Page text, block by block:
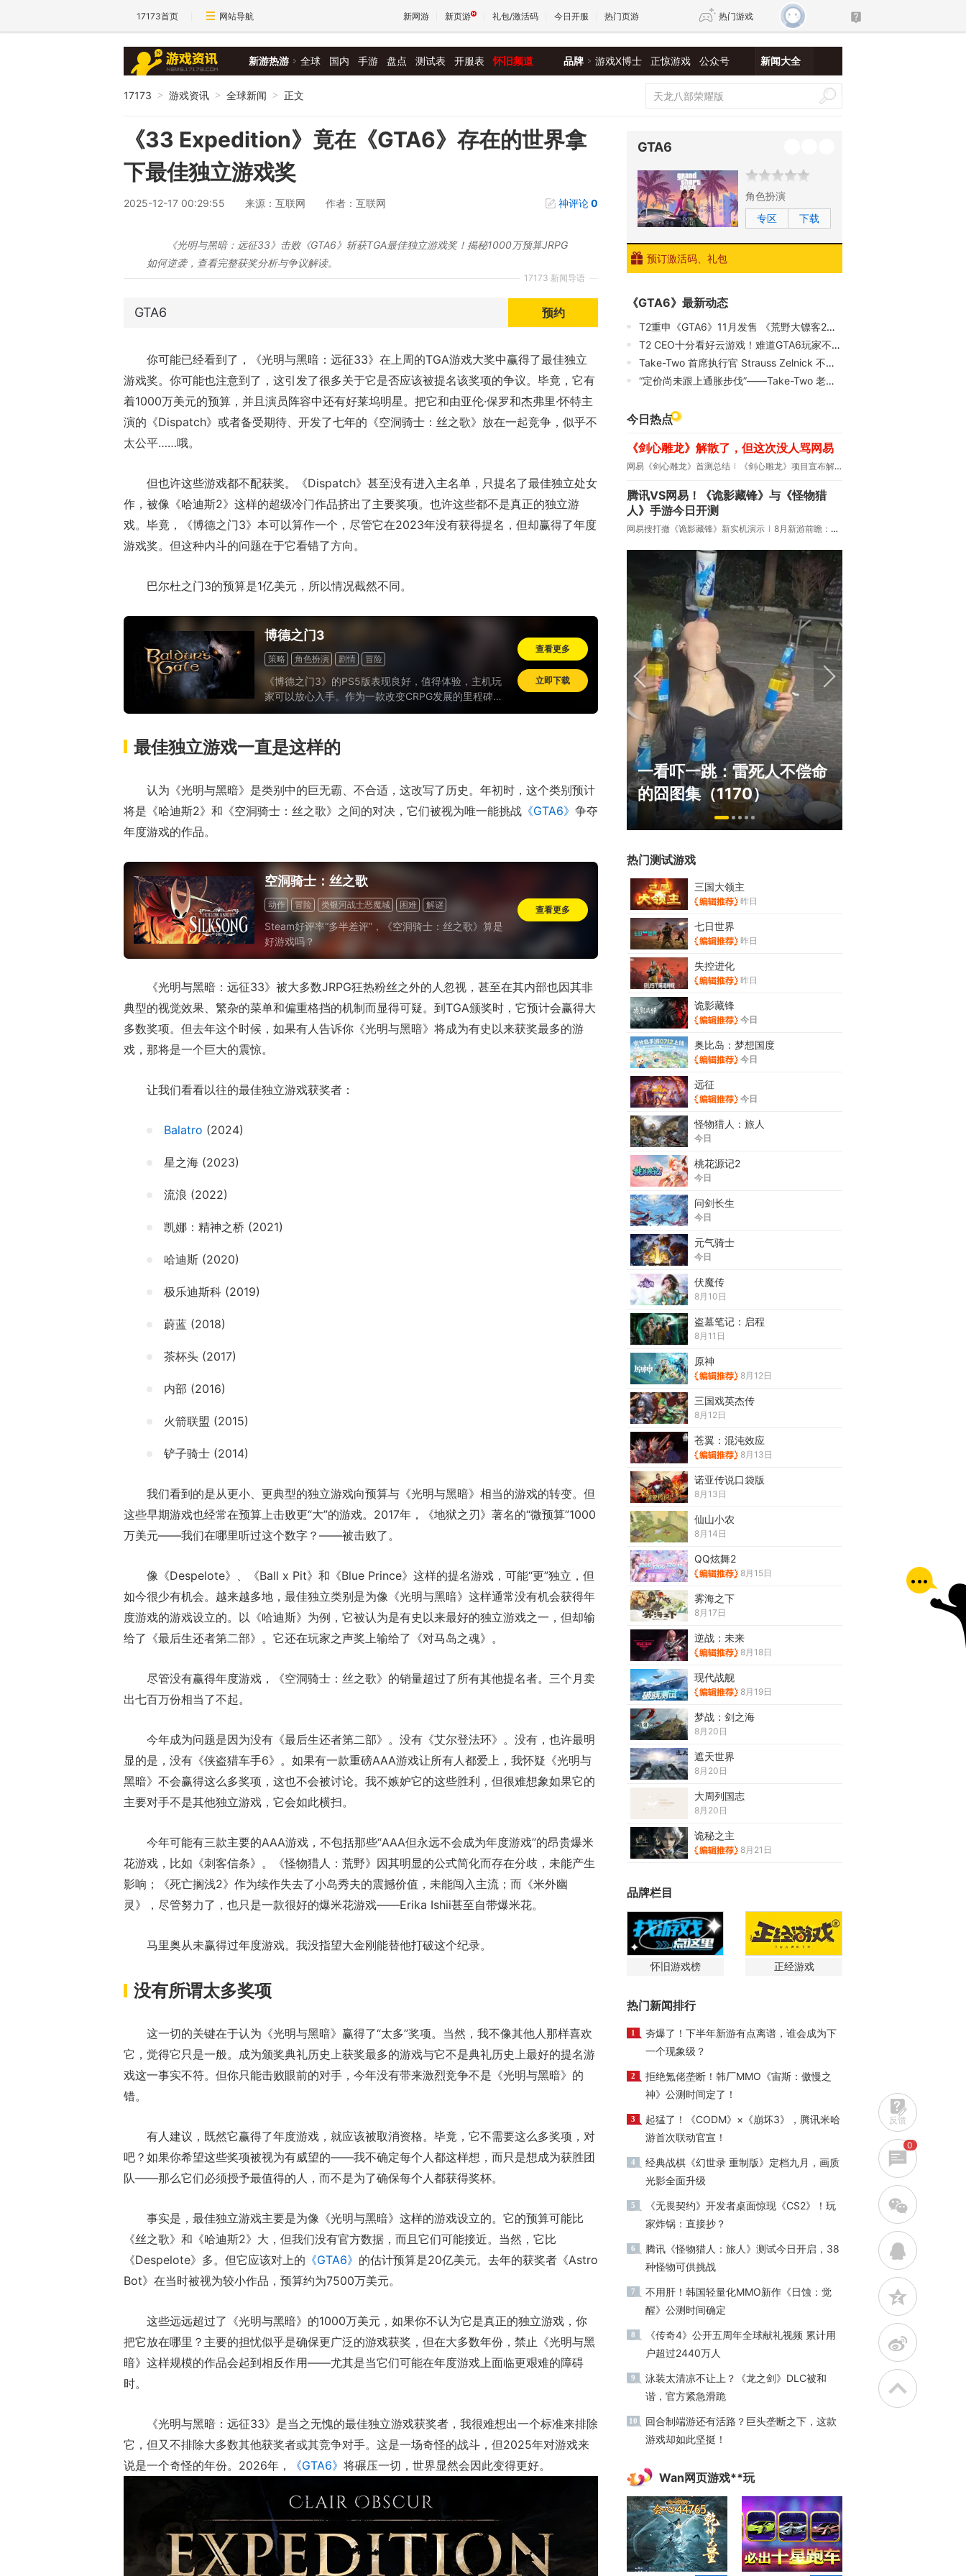
17173首页 网站导航 新网游 新页游 礼包/激活码 今日开服 热门页游 热门游戏
王权与自由 诛仙世界 新仙侠5
新游热游 全球 国内 手游 盘点 测试表 开服表 怀旧频道 品牌 游戏X博士 正惊游戏 公众号 新闻大全
17173 > 游戏资讯 > 全球新闻 > 正文
《33 Expedition》竟在《GTA6》存在的世界拿
下最佳独立游戏奖
2025-12-17 00:29:55 来源：互联网 作者：互联网 神评论0
17173 新闻导语
《光明与黑暗：远征33》击败《GTA6》斩获TGA最佳独立游戏奖！揭秘1000万预算JRPG
如何逆袭，查看完整获奖分析与争议解读。
GTA6 预约
你可能已经看到了，《光明与黑暗：远征33》在上周的TGA游戏大奖中赢得了最佳独立
游戏奖。你可能也注意到了，这引发了很多关于它是否应该被提名该奖项的争议。毕竟，它有
着1000万美元的预算，并且演员阵容中还有好莱坞明星。把它和由亚伦·保罗和杰弗里·怀特主
演的《Dispatch》或者备受期待、开发了七年的《空洞骑士：丝之歌》放在一起竞争，似乎不
太公平……哦。
但也许这些游戏都不配获奖。《Dispatch》甚至没有进入主名单，只提名了最佳独立处女
作，被像《哈迪斯2》这样的超级冷门作品挤出了主要奖项。也许这些都不是真正的独立游
戏。毕竟，《博德之门3》本可以算作一个，尽管它在2023年没有获得提名，但却赢得了年度
游戏奖。但这种内斗的问题在于它看错了方向。
巴尔杜之门3的预算是1亿美元，所以情况截然不同。
博德之门3
策略 角色扮演 剧情 冒险
《博德之门3》的PS5版表现良好，值得体验，主机玩
家可以放心入手。作为一款改变CRPG发展的里程碑式
作品，它在与主机的适配上也堪称楷模，拉瑞安值得我
查看更多
立即下载
最佳独立游戏一直是这样的
认为《光明与黑暗》是类别中的巨无霸、不合适，这改写了历史。年初时，这个类别预计
将是《哈迪斯2》和《空洞骑士：丝之歌》之间的对决，它们被视为唯一能挑战 《GTA6》 争夺
年度游戏的作品。
空洞骑士：丝之歌
动作 冒险 类银河战士恶魔城 困难 解谜
Steam好评率“多半差评”，《空洞骑士：丝之歌》算是
好游戏吗？
查看更多
《光明与黑暗：远征33》被大多数JRPG狂热粉丝之外的人忽视，甚至在其内部也因其非
典型的视觉效果、繁杂的菜单和偏重格挡的机制而显得可疑。到TGA颁奖时，它预计会赢得大
多数奖项。但去年这个时候，如果有人告诉你《光明与黑暗》将成为有史以来获奖最多的游
戏，那将是一个巨大的震惊。
让我们看看以往的最佳独立游戏获奖者：
Balatro (2024)
星之海 (2023)
流浪 (2022)
凯娜：精神之桥 (2021)
哈迪斯 (2020)
极乐迪斯科 (2019)
蔚蓝 (2018)
茶杯头 (2017)
内部 (2016)
火箭联盟 (2015)
铲子骑士 (2014)
我们看到的是从更小、更典型的独立游戏向预算与《光明与黑暗》相当的游戏的转变。但
这些早期游戏也经常在预算上击败更“大”的游戏。2017年，《地狱之刃》著名的“微预算”1000
万美元——我们在哪里听过这个数字？——被击败了。
像《Despelote》、《Ball x Pit》和《Blue Prince》这样的提名游戏，可能“更”独立，但
如今很少有机会。越来越多地，最佳独立类别是为像《光明与黑暗》这样通常没有机会获得年
度游戏的游戏设立的。以《哈迪斯》为例，它被认为是有史以来最好的独立游戏之一，但却输
给了《最后生还者第二部》。它还在玩家之声奖上输给了《对马岛之魂》。
尽管没有赢得年度游戏，《空洞骑士：丝之歌》的销量超过了所有其他提名者。三个月卖
出七百万份相当了不起。
今年成为问题是因为没有《最后生还者第二部》。没有《艾尔登法环》。没有，也许最明
显的是，没有《侠盗猎车手6》。如果有一款重磅AAA游戏让所有人都爱上，我怀疑《光明与
黑暗》不会赢得这么多奖项，这也不会被讨论。我不嫉妒它的这些胜利，但很难想象如果它的
主要对手不是其他独立游戏，它会如此横扫。
今年可能有三款主要的AAA游戏，不包括那些“AAA但永远不会成为年度游戏”的昂贵爆米
花游戏，比如《刺客信条》。《怪物猎人：荒野》因其明显的公式简化而存在分歧，未能产生
影响；《死亡搁浅2》作为续作失去了小岛秀夫的震撼价值，未能闯入主流；而《米外幽
灵》，尽管努力了，也只是一款很好的爆米花游戏——Erika Ishii甚至自带爆米花。
马里奥从未赢得过年度游戏。我没指望大金刚能替他打破这个纪录。
没有所谓太多奖项
这一切的关键在于认为《光明与黑暗》赢得了“太多”奖项。当然，我不像其他人那样喜欢
它，觉得它只是一般。成为颁奖典礼历史上获奖最多的游戏与它不是典礼历史上最好的提名游
戏这一事实不符。但你只能击败眼前的对手，今年没有带来激烈竞争不是《光明与黑暗》的
错。
有人建议，既然它赢得了年度游戏，就应该被取消资格。毕竟，它不需要这么多奖项，对
吧？如果你希望这些奖项被视为有威望的——我不确定每个人都这样想，而只是想成为获胜团
队——那么它们必须授予最值得的人，而不是为了确保每个人都获得奖杯。
事实是，最佳独立游戏主要是为像《光明与黑暗》这样的游戏设立的。它的预算可能比
《丝之歌》和《哈迪斯2》大，但我们没有官方数据，而且它们可能接近。当然，它比
《Despelote》多。但它应该对上的 《GTA6》 的估计预算是20亿美元。去年的获奖者《Astro
Bot》在当时被视为较小作品，预算约为7500万美元。
这些远远超过了《光明与黑暗》的1000万美元，如果你不认为它是真正的独立游戏，你
把它放在哪里？主要的担忧似乎是确保更广泛的游戏获奖，但在大多数年份，禁止《光明与黑
暗》这样规模的作品会起到相反作用——尤其是当它们可能在年度游戏上面临更艰难的障碍
时。
《光明与黑暗：远征33》是当之无愧的最佳独立游戏获奖者，我很难想出一个标准来排除
它，但又不排除大多数其他获奖者或其竞争对手。这是一场奇怪的战斗，但2025年对游戏来
说是一个奇怪的年份。2026年，
《GTA6》 将碾压一切，世界显然会因此变得更好。
GTA6
角色扮演
专区
下载
预订激活码、礼包
《GTA6》最新动态
T2重申《GTA6》11月发售 《荒野大镖客2》销量超8700万
T2 CEO十分看好云游戏！难道GTA6玩家不用买主机了？
Take-Two 首席执行官 Strauss Zelnick 不排除未来推出 GTA6 实体版的可能性，并坚称这一决定与担心泄密无关。
“定价尚未跟上通胀步伐”——Take-Two 老板坚称 Rockstar 对 GTA6 Standard Edition 和 GTA6 Ultimate Edition 的定价是正确的
今日热点
《剑心雕龙》解散了，但这次没人骂网易
网易《剑心雕龙》首测总结 《剑心雕龙》项目宣布解散
腾讯VS网易！《诡影藏锋》与《怪物猎
人》手游今日开测
网易搜打撤《诡影藏锋》新实机演示 8月新游前瞻：《诡秘之主》领衔
爆开启
一看吓一跳：雷死人不偿命
的囧图集（1170）
热门测试游戏
三国大领主
昨日
七日世界
昨日
失控进化
昨日
诡影藏锋
今日
奥比岛：梦想国度
今日
远征
今日
怪物猎人：旅人
今日
桃花源记2
今日
问剑长生
今日
元气骑士
今日
伏魔传
8月10日
盗墓笔记：启程
8月11日
原神
8月12日
三国戏英杰传
8月12日
苍翼：混沌效应
8月13日
诺亚传说口袋版
8月13日
仙山小农
8月14日
QQ炫舞2
8月15日
雾海之下
8月17日
逆战：未来
8月18日
现代战舰
8月19日
梦战：剑之海
8月20日
遮天世界
8月20日
大周列国志
8月20日
诡秘之主
8月21日
品牌栏目
怀旧游戏榜 正经游戏
热门新闻排行
1
夯爆了！下半年新游有点离谱，谁会成为下
一个现象级？
2
拒绝氪佬垄断！韩厂MMO《宙斯：傲慢之
神》公测时间定了！
3
起猛了！《CODM》×《崩坏3》，腾讯米哈
游首次联动官宣！
4
经典战棋《幻世录 重制版》定档九月，画质
光影全面升级
5
《无畏契约》开发者桌面惊现《CS2》！玩
家炸锅：直接抄？
6
腾讯《怪物猎人：旅人》测试今日开启，38
种怪物可供挑战
7
不用肝！韩国轻量化MMO新作《日蚀：觉
醒》公测时间确定
8
《传奇4》公开五周年全球献礼视频 累计用
户超过2440万人
9
泳装太清凉不让上？《龙之剑》DLC被和
谐，官方紧急滑跪
10
回合制端游还有活路？巨头垄断之下，这款
游戏却如此坚挺！
Wan网页游戏**玩
反馈
0
w
q
z
t